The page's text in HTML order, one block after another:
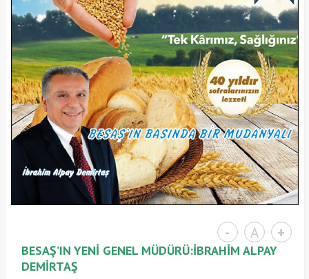
- A +
BESAŞ’IN YENİ GENEL MÜDÜRÜ:İBRAHİM ALPAY
DEMİRTAŞ